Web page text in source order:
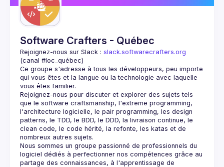
Software Crafters - Québec
Rejoignez-nous sur Slack : slack.softwarecrafters.org
(canal #loc_québec)
Ce groupe s'adresse à tous les développeurs, peu importe
qui vous êtes et la langue ou la technologie avec laquelle
Rejoignez-nous pour discuter et explorer des sujets tels
que le software craftsmanship, l'extreme programming,
l'architecture logicielle, le pair programming, les design
patterns, le TDD, le BDD, le DDD, la livraison continue, le
clean code, le code hérité, la refonte, les katas et de
Nous sommes un groupe passionné de professionnels du
logiciel dédiés à perfectionner nos compétences grâce au
partage des connaissances, à l'apprentissage de